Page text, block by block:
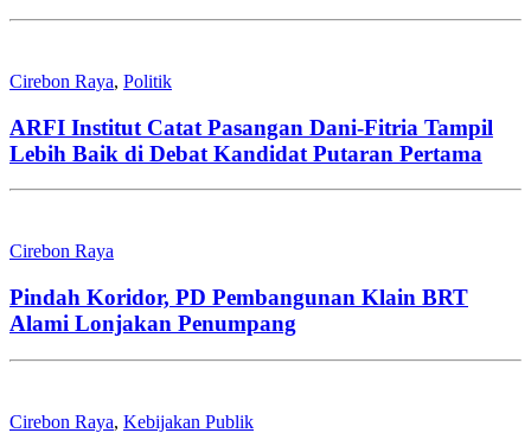
Cirebon Raya, Politik
ARFI Institut Catat Pasangan Dani-Fitria Tampil
Lebih Baik di Debat Kandidat Putaran Pertama
Cirebon Raya
Pindah Koridor, PD Pembangunan Klain BRT
Alami Lonjakan Penumpang
Cirebon Raya, Kebijakan Publik